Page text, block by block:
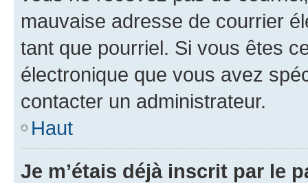
mauvaise adresse de courrier
tant que pourriel. Si vous êtes
électronique que vous avez
contacter un administrateur.
Haut
Je m’étais déjà inscrit par le